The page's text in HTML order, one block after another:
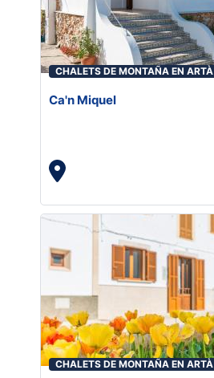
CHALETS DE MONTAÑA EN ARTÀ
Ca'n Miquel
CHALETS DE MONTAÑA EN ARTÀ